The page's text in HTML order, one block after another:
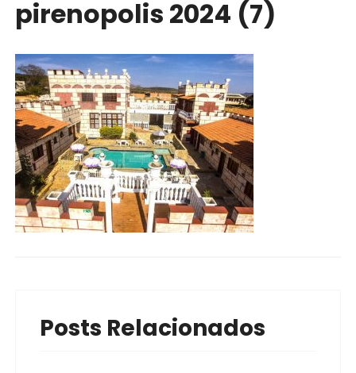
pirenopolis 2024 (7)
Posts Relacionados